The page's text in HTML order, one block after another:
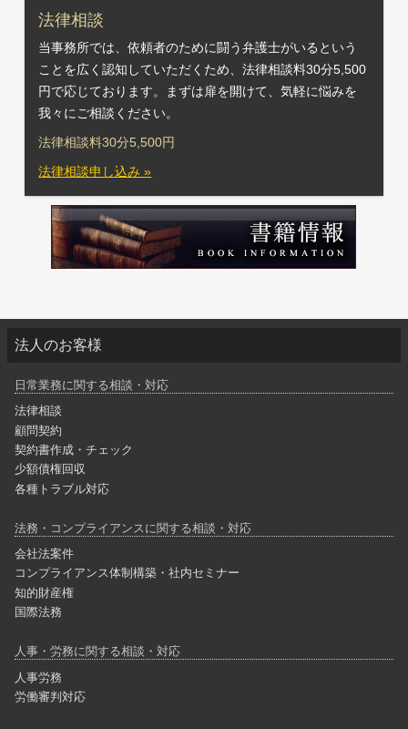
法律相談
当事務所では、依頼者のために闘う弁護士がいるという
ことを広く認知していただくため、法律相談料30分5,500
円で応じております。まずは扉を開けて、気軽に悩みを
我々にご相談ください。
法律相談料30分5,500円
法律相談申し込み »
法人のお客様
日常業務に関する相談・対応
法律相談
顧問契約
契約書作成・チェック
少額債権回収
各種トラブル対応
法務・コンプライアンスに関する相談・対応
会社法案件
コンプライアンス体制構築・社内セミナー
知的財産権
国際法務
人事・労務に関する相談・対応
人事労務
労働審判対応